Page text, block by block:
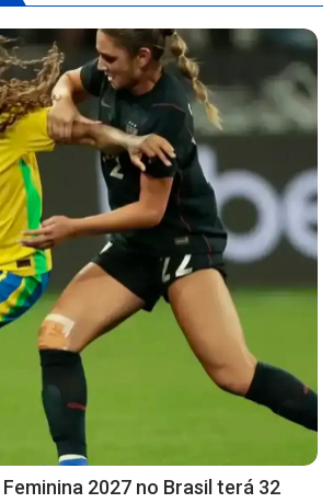
2027 no Brasil terá 32